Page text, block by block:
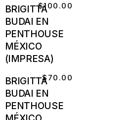
BRIGITTA
BUDAI EN
PENTHOUSE
MÉXICO
(IMPRESA)
$100.00
BRIGITTA
BUDAI EN
PENTHOUSE
$ 70.00